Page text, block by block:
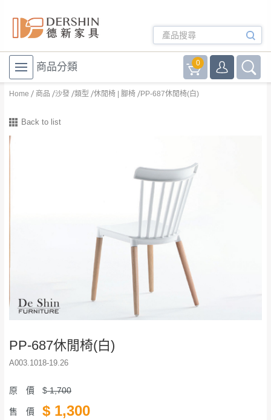
商品分類 0
Home 商品 沙發 類型 休閒椅 | 腳椅 PP-687休閒椅(白)
Back to list
PP-687休閒椅(白)
A003.1018-19.26
原 價 $1,700
售 價 $ 1,300